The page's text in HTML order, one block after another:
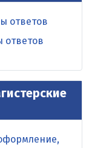
ответов
ответов